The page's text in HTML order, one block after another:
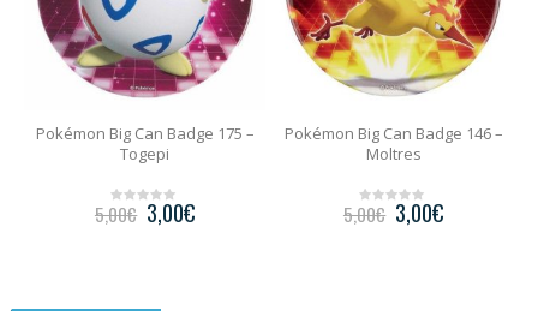
Badge 175 –
Pokémon Big Can Badge 146 –
Pokémon Big Can